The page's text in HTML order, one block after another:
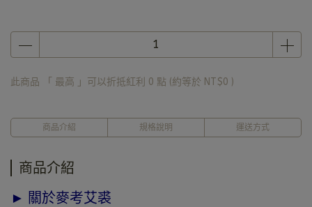
此商品 「 最高 」可以折抵紅利 0 點 (約等於 NT$0 )
商品介紹 規格說明 運送方式
商品介紹
► 關於麥考艾裘